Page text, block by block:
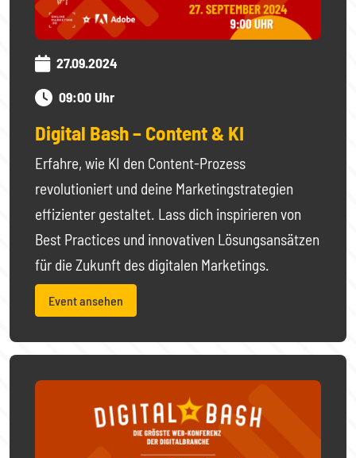
27.09.2024
09:00 Uhr
Digital Bash – Content & KI
Erfahre, wie KI den Content-Prozess
revolutioniert und deine Marketingstrategien
effizienter gestaltet. Lass dich inspirieren von
Best Practices und innovativen Lösungsansätzen
für die Zukunft des digitalen Marketings.
Event ansehen